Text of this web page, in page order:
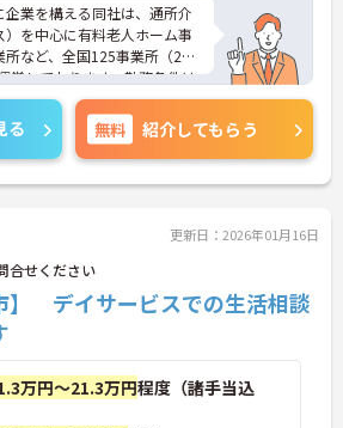
業を構える同社は、通所介
を中心に有料老人ホーム事
など、全国125事業所（201
営しております。勤務条件は
せんので、仕事とプライベ
あります。また、ブランク
が充実しておりますので、
トして頂けます。
対策ポイントなど、さらに
る 無料 紹介してもらう
更新日：2026年01月16日
せください
】 デイサービスでの生活相談
万円～21.3万円程度（諸手当込